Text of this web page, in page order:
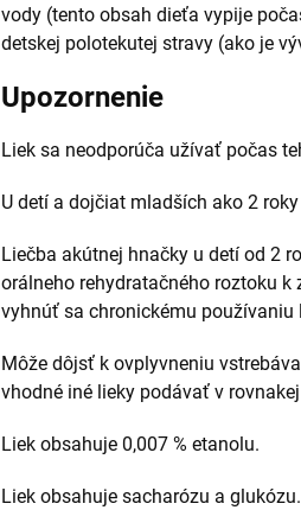
vody (tento obsah dieťa vypije
detskej polotekutej stravy (ako je
Upozornenie
Liek sa neodporúča užívať počas
U detí a dojčiat mladších ako 2
Liečba akútnej hnačky u detí od 2
orálneho rehydratačného roztoku
vyhnúť sa chronickému používaniu
Môže dôjsť k ovplyvneniu
vhodné iné lieky podávať v
Liek obsahuje 0,007 % etanolu.
Liek obsahuje sacharózu a glukózu.